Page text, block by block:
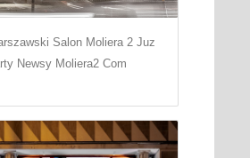
Salon Moliera 2 Juz
Newsy Moliera2 Com